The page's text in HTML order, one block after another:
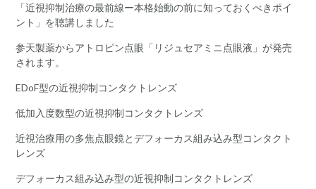
「近視抑制治療の最前線ー本格始動の前に知っておくべきポイ
ント」を聴講しました
参天製薬からアトロピン点眼「リジュセアミニ点眼液」が発売
されます。
EDoF型の近視抑制コンタクトレンズ
低加入度数型の近視抑制コンタクトレンズ
近視治療用の多焦点眼鏡とデフォーカス組み込み型コンタクト
レンズ
デフォーカス組み込み型の近視抑制コンタクトレンズ